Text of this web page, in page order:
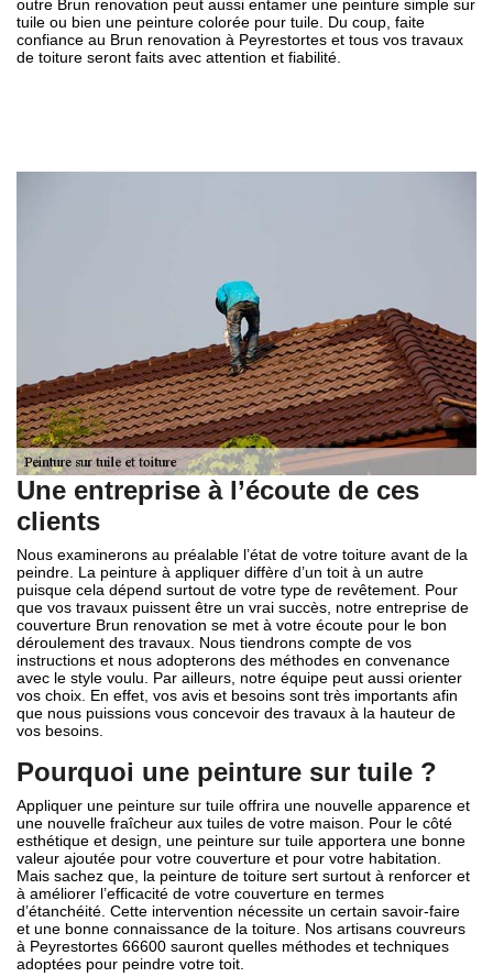
outre Brun renovation peut aussi entamer une peinture simple sur
tuile ou bien une peinture colorée pour tuile. Du coup, faite
confiance au Brun renovation à Peyrestortes et tous vos travaux
de toiture seront faits avec attention et fiabilité.
Une entreprise à l’écoute de ces
clients
Nous examinerons au préalable l’état de votre toiture avant de la
peindre. La peinture à appliquer diffère d’un toit à un autre
puisque cela dépend surtout de votre type de revêtement. Pour
que vos travaux puissent être un vrai succès, notre entreprise de
couverture Brun renovation se met à votre écoute pour le bon
déroulement des travaux. Nous tiendrons compte de vos
instructions et nous adopterons des méthodes en convenance
avec le style voulu. Par ailleurs, notre équipe peut aussi orienter
vos choix. En effet, vos avis et besoins sont très importants afin
que nous puissions vous concevoir des travaux à la hauteur de
vos besoins.
Pourquoi une peinture sur tuile ?
Appliquer une peinture sur tuile offrira une nouvelle apparence et
une nouvelle fraîcheur aux tuiles de votre maison. Pour le côté
esthétique et design, une peinture sur tuile apportera une bonne
valeur ajoutée pour votre couverture et pour votre habitation.
Mais sachez que, la peinture de toiture sert surtout à renforcer et
à améliorer l’efficacité de votre couverture en termes
d’étanchéité. Cette intervention nécessite un certain savoir-faire
et une bonne connaissance de la toiture. Nos artisans couvreurs
à Peyrestortes 66600 sauront quelles méthodes et techniques
adoptées pour peindre votre toit.